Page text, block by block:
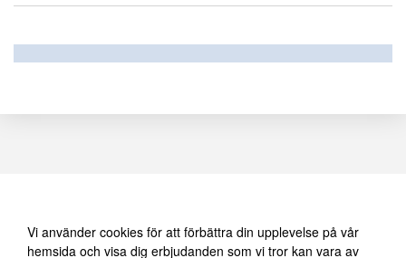
Vi använder cookies för att förbättra din upplevelse på vår
hemsida och visa dig erbjudanden som vi tror kan vara av